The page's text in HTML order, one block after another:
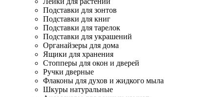
Подставки для зонтов
Подставки для книг
Подставки для тарелок
Подставки для украшений
Органайзеры для дома
Ящики для хранения
Стопперы для окон и дверей
Ручки дверные
Флаконы для духов и жидкого мыла
Шкуры натуральные